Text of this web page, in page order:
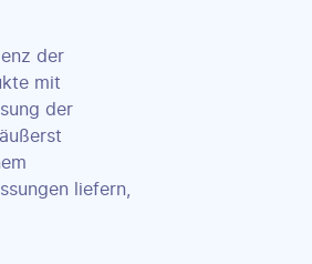
der
mit
der
liefern,